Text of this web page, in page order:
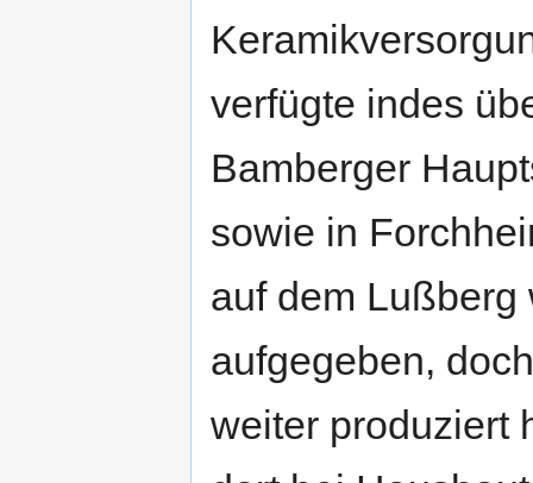
verfügte indes
Bamberger
sowie in
auf dem Lußberg
aufgegeben,
weiter produziert